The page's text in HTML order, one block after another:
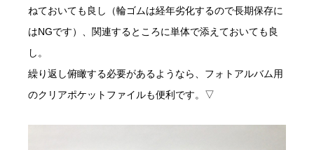
ねておいても良し（輪ゴムは経年劣化するので長期保存に
はNGです）、関連するところに単体で添えておいても良
し。
繰り返し俯瞰する必要があるようなら、フォトアルバム用
のクリアポケットファイルも便利です。▽